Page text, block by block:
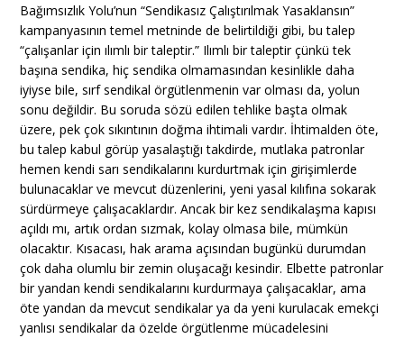
Bağımsızlık Yolu’nun “Sendikasız Çalıştırılmak Yasaklansın”
kampanyasının temel metninde de belirtildiği gibi, bu talep
“çalışanlar için ılımlı bir taleptir.” Ilımlı bir taleptir çünkü tek
başına sendika, hiç sendika olmamasından kesinlikle daha
iyiyse bile, sırf sendikal örgütlenmenin var olması da, yolun
sonu değildir. Bu soruda sözü edilen tehlike başta olmak
üzere, pek çok sıkıntının doğma ihtimali vardır. İhtimalden öte,
bu talep kabul görüp yasalaştığı takdirde, mutlaka patronlar
hemen kendi sarı sendikalarını kurdurtmak için girişimlerde
bulunacaklar ve mevcut düzenlerini, yeni yasal kılıfına sokarak
sürdürmeye çalışacaklardır. Ancak bir kez sendikalaşma kapısı
açıldı mı, artık ordan sızmak, kolay olmasa bile, mümkün
olacaktır. Kısacası, hak arama açısından bugünkü durumdan
çok daha olumlu bir zemin oluşacağı kesindir. Elbette patronlar
bir yandan kendi sendikalarını kurdurmaya çalışacaklar, ama
öte yandan da mevcut sendikalar ya da yeni kurulacak emekçi
yanlısı sendikalar da özelde örgütlenme mücadelesini